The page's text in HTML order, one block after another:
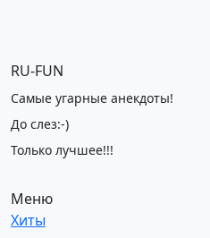
RU-FUN
Самые угарные анекдоты!
До слез:-)
Только лучшее!!!
Меню
Хиты